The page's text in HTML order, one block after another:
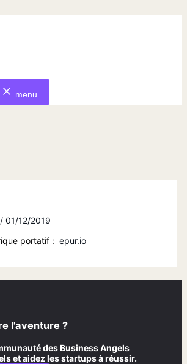
menu
/ 01/12/2019
portatif : epur.io
l'aventure ?
des Business Angels
et aidez les startups à réussir.